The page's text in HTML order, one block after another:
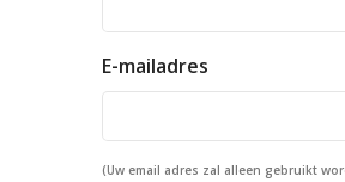
E-mailadres
(Uw email adres zal alleen gebruikt